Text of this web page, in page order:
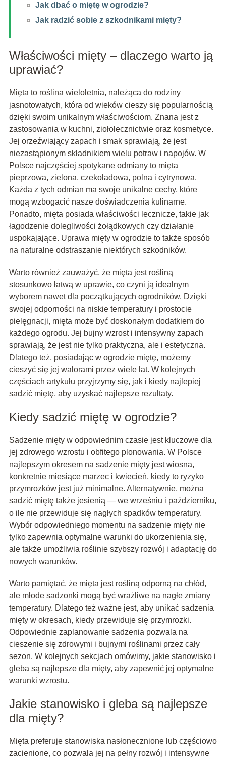
Jak dbać o miętę w ogrodzie?
Jak radzić sobie z szkodnikami mięty?
Właściwości mięty – dlaczego warto ją
uprawiać?
Mięta to roślina wieloletnia, należąca do rodziny
jasnotowatych, która od wieków cieszy się popularnością
dzięki swoim unikalnym właściwościom. Znana jest z
zastosowania w kuchni, ziołolecznictwie oraz kosmetyce.
Jej orzeźwiający zapach i smak sprawiają, że jest
niezastąpionym składnikiem wielu potraw i napojów. W
Polsce najczęściej spotykane odmiany to mięta
pieprzowa, zielona, czekoladowa, polna i cytrynowa.
Każda z tych odmian ma swoje unikalne cechy, które
mogą wzbogacić nasze doświadczenia kulinarne.
Ponadto, mięta posiada właściwości lecznicze, takie jak
łagodzenie dolegliwości żołądkowych czy działanie
uspokajające. Uprawa mięty w ogrodzie to także sposób
na naturalne odstraszanie niektórych szkodników.
Warto również zauważyć, że mięta jest rośliną
stosunkowo łatwą w uprawie, co czyni ją idealnym
wyborem nawet dla początkujących ogrodników. Dzięki
swojej odporności na niskie temperatury i prostocie
pielęgnacji, mięta może być doskonałym dodatkiem do
każdego ogrodu. Jej bujny wzrost i intensywny zapach
sprawiają, że jest nie tylko praktyczna, ale i estetyczna.
Dlatego też, posiadając w ogrodzie miętę, możemy
cieszyć się jej walorami przez wiele lat. W kolejnych
częściach artykułu przyjrzymy się, jak i kiedy najlepiej
sadzić miętę, aby uzyskać najlepsze rezultaty.
Kiedy sadzić miętę w ogrodzie?
Sadzenie mięty w odpowiednim czasie jest kluczowe dla
jej zdrowego wzrostu i obfitego plonowania. W Polsce
najlepszym okresem na sadzenie mięty jest wiosna,
konkretnie miesiące marzec i kwiecień, kiedy to ryzyko
przymrozków jest już minimalne. Alternatywnie, można
sadzić miętę także jesienią — we wrześniu i październiku,
o ile nie przewiduje się nagłych spadków temperatury.
Wybór odpowiedniego momentu na sadzenie mięty nie
tylko zapewnia optymalne warunki do ukorzenienia się,
ale także umożliwia roślinie szybszy rozwój i adaptację do
nowych warunków.
Warto pamiętać, że mięta jest rośliną odporną na chłód,
ale młode sadzonki mogą być wrażliwe na nagłe zmiany
temperatury. Dlatego też ważne jest, aby unikać sadzenia
mięty w okresach, kiedy przewiduje się przymrozki.
Odpowiednie zaplanowanie sadzenia pozwala na
cieszenie się zdrowymi i bujnymi roślinami przez cały
sezon. W kolejnych sekcjach omówimy, jakie stanowisko i
gleba są najlepsze dla mięty, aby zapewnić jej optymalne
warunki wzrostu.
Jakie stanowisko i gleba są najlepsze
dla mięty?
Mięta preferuje stanowiska nasłonecznione lub częściowo
zacienione, co pozwala jej na pełny rozwój i intensywne